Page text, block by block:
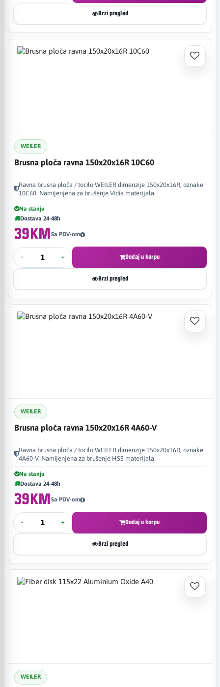
Brzi pregled
WEILER
Brusna ploča ravna 150x20x16R 10C60
Ravna brusna ploča / tocilo WEILER dimenzije 150x20x16R, oznake
10C60. Namijenjena za brušenje Vidia materijala.
Na stanju
Dostava 24-48h
39KMSa PDV-om
- + Dodaj u korpu
Brzi pregled
WEILER
Brusna ploča ravna 150x20x16R 4A60-V
Ravna brusna ploča / tocilo WEILER dimenzije 150x20x16R, oznake
4A60-V. Namijenjena za brušenje HSS materijala.
Na stanju
Dostava 24-48h
39KMSa PDV-om
- + Dodaj u korpu
Brzi pregled
WEILER